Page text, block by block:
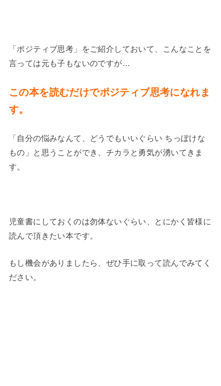
「ポジティブ思考」をご紹介しておいて、こんなことを
言っては元も子もないのですが…
この本を読むだけでポジティブ思考になれま
す。
「自分の悩みなんて、どうでもいいぐらい ちっぽけな
もの」と思うことができ、チカラと勇気が湧いてきま
す。
児童書にしておくのは勿体ないぐらい、とにかく皆様に
読んで頂きたい本です。
もし機会がありましたら、ぜひ手に取って読んでみてく
ださい。